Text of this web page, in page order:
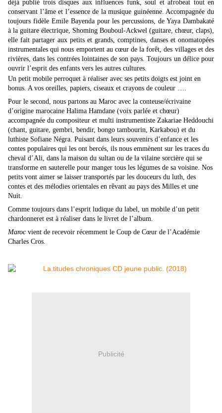
déjà publié trois disques aux influences funk, soul et afrobeat tout en
conservant l’âme et l’essence de la musique guinéenne. Accompagnée du
toujours fidèle Emile Bayenda pour les percussions, de Yaya Dambakaté
à la guitare électrique, Shoming Bouboul-Ackwel (guitare, chœur, claps),
elle fait partager aux petits et grands, comptines, danses et onomatopées
instrumentales qui nous emportent au cœur de la forêt, des villages et des
rivières, dans les contrées lointaines de son pays. Toujours un délice pour
ouvrir l’esprit des enfants vers les autres cultures.
Un petit mobile perroquet à réaliser avec ses petits doigts est joint en
bonus. A vos oreilles, papiers, ciseaux et crayons de couleur ….
Pour le second, nous partons au Maroc avec la conteuse/écrivaine
d’origine marocaine Halima Hamdane (voix parlée et chœur)
accompagnée du compositeur et multi instrumentiste Zakariae Heddouchi
(chant, guitare, gembri, bendir, bongo tambourin, Karkabou) et du
luthiste Sofiane Négra. Puisant dans leurs souvenirs d’enfance et les
contes populaires qui les ont bercés, ils nous emmènent sur les traces du
cheval d’Ali, dans la maison du sultan ou de la vilaine sorcière qui se
transforme en sauterelle pour manger tous les légumes de sa voisine. Nos
petits vont aimer se laisser transportés par les douceurs du luth, des
contes et des mélodies orientales en rêvant au pays des Milles et une
Nuit.
Comme toujours dans l’esprit ludique du label, un mobile d’un petit
chardonneret est à réaliser dans le livret de l’album.
Maroc vient de recevoir récemment le Coup de Cœur de l’Académie
Charles Cros.
Publicité